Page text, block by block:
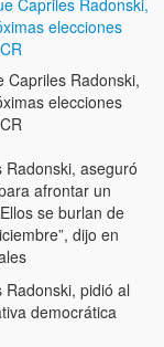
you to our Blog)
(The mockery of
of the streets of
Capriles Radonski,
elecciones
aseguró
afrontar un
se burlan de
dijo en
pidió al
democrática